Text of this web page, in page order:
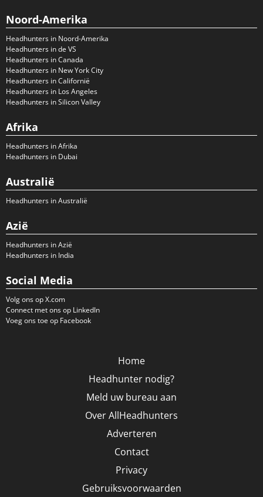
Noord-Amerika
Headhunters in Noord-Amerika
Headhunters in de VS
Headhunters in Canada
Headhunters in New York City
Headhunters in Californië
Headhunters in Los Angeles
Headhunters in Silicon Valley
Afrika
Headhunters in Afrika
Headhunters in Dubai
Australië
Headhunters in Australië
Azië
Headhunters in Azië
Headhunters in India
Social Media
Volg ons op X.com
Connect met ons op LinkedIn
Voeg ons toe op Facebook
Home
Headhunter nodig?
Meld uw bureau aan
Over AllHeadhunters
Adverteren
Contact
Privacy
Gebruiksvoorwaarden